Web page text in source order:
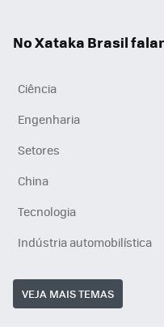
No Xataka Brasil
Ciência
Engenharia
Setores
China
Tecnologia
Indústria automobilística
VEJA MAIS TEMAS